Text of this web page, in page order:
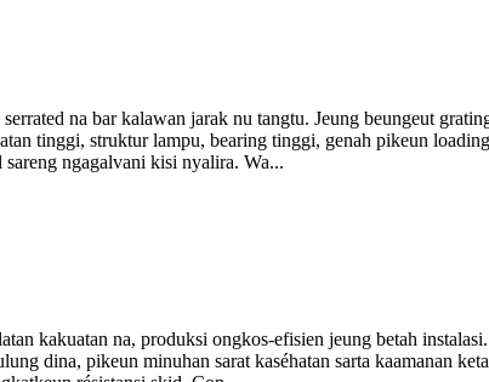
na bar kalawan jarak nu tangtu. Jeung beungeut
tinggi, struktur lampu, bearing tinggi, genah pikeun
ngagalvani kisi nyalira. Wa...
kakuatan na, produksi ongkos-efisien jeung betah
dina, pikeun minuhan sarat kaséhatan sarta kaamanan